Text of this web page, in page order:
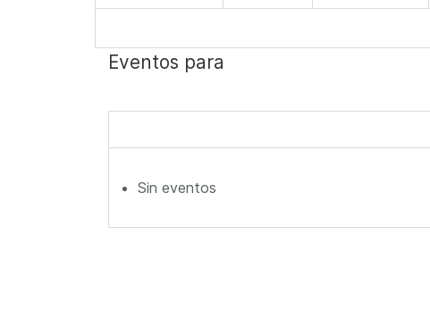
Eventos para
Sin eventos